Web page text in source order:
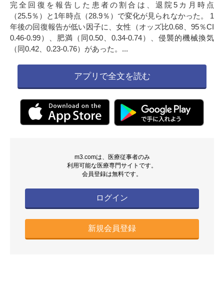
完全回復を報告した患者の割合は、退院5カ月時点
（25.5％）と1年時点（28.9％）で変化が見られなかった。 1
年後の回復報告が低い因子に、女性（オッズ比0.68、95％CI
0.46-0.99）、肥満（同0.50、0.34-0.74）、侵襲的機械換気
（同0.42、0.23-0.76）があった。...
アプリで全文を読む
m3.comは、医療従事者のみ
利用可能な医療専門サイトです。
会員登録は無料です。
ログイン
新規会員登録